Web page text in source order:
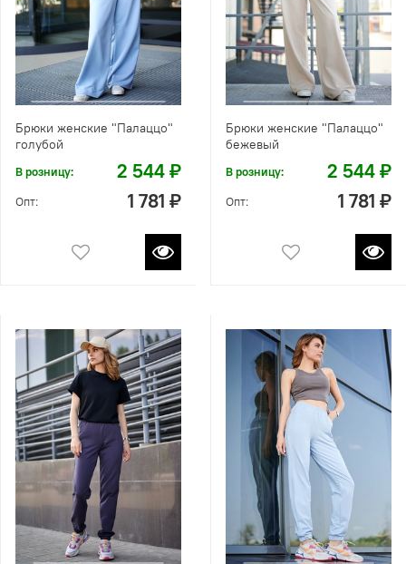
Брюки женские "Палаццо"
голубой
В розницу: 2 544 ₽
Опт: 1 781 ₽
Брюки женские "Палаццо"
бежевый
В розницу: 2 544 ₽
Опт: 1 781 ₽